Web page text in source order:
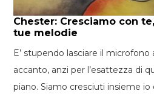
Chester: Cresciamo con
tue melodie
E’ stupendo lasciare il
accanto, anzi per l’esattezza di
piano. Siamo cresciuti insieme io